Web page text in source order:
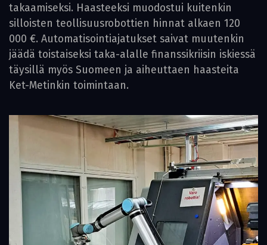
takaamiseksi. Haasteeksi muodostui kuitenkin
silloisten teollisuusrobottien hinnat alkaen 120
000 €. Automatisointiajatukset saivat muutenkin
jäädä toistaiseksi taka-alalle finanssikriisin iskiessä
täysillä myös Suomeen ja aiheuttaen haasteita
Ket-Metinkin toimintaan.